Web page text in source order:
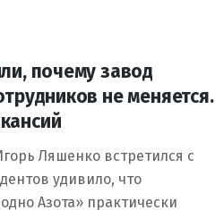
почему завод
не меняется.
Ляшенко встретился с
удивило, что
Азота» практически